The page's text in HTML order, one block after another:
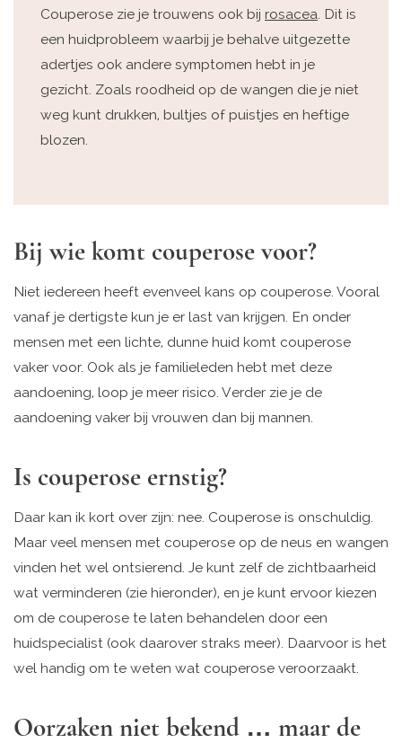
Couperose zie je trouwens ook bij rosacea. Dit is
een huidprobleem waarbij je behalve uitgezette
adertjes ook andere symptomen hebt in je
gezicht. Zoals roodheid op de wangen die je niet
weg kunt drukken, bultjes of puistjes en heftige
blozen.
Bij wie komt couperose voor?
Niet iedereen heeft evenveel kans op couperose. Vooral
vanaf je dertigste kun je er last van krijgen. En onder
mensen met een lichte, dunne huid komt couperose
vaker voor. Ook als je familieleden hebt met deze
aandoening, loop je meer risico. Verder zie je de
aandoening vaker bij vrouwen dan bij mannen.
Is couperose ernstig?
Daar kan ik kort over zijn: nee. Couperose is onschuldig.
Maar veel mensen met couperose op de neus en wangen
vinden het wel ontsierend. Je kunt zelf de zichtbaarheid
wat verminderen (zie hieronder), en je kunt ervoor kiezen
om de couperose te laten behandelen door een
huidspecialist (ook daarover straks meer). Daarvoor is het
wel handig om te weten wat couperose veroorzaakt.
Oorzaken niet bekend … maar de